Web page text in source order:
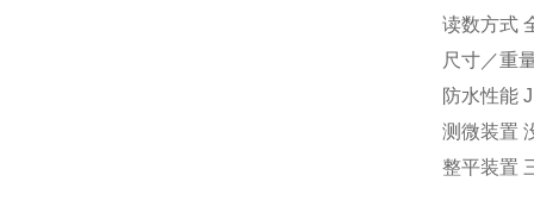
读数方式
尺寸／重
防水性能
测微装置
整平装置